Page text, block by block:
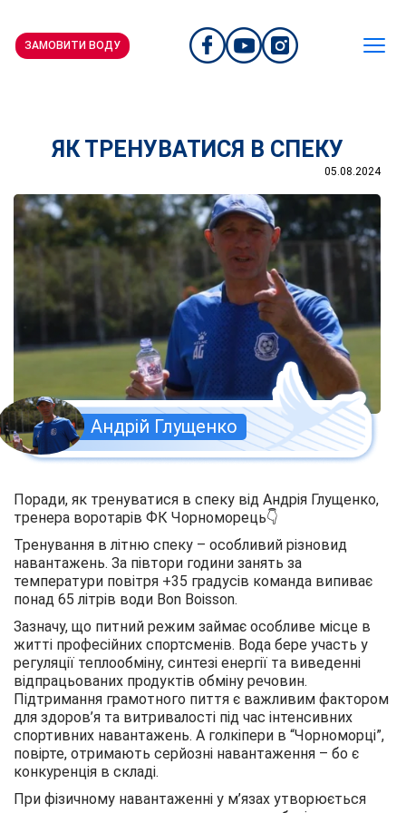
ЗАМОВИТИ ВОДУ
ЯК ТРЕНУВАТИСЯ В СПЕКУ
05.08.2024
Андрій Глущенко
Поради, як тренуватися в спеку від Андрія Глущенко,
тренера воротарів ФК Чорноморець👇
Тренування в літню спеку – особливий різновид
навантажень. За півтори години занять за
температури повітря +35 градусів команда випиває
понад 65 літрів води Bon Boisson.
Зазначу, що питний режим займає особливе місце в
житті професійних спортсменів. Вода бере участь у
регуляції теплообміну, синтезі енергії та виведенні
відпрацьованих продуктів обміну речовин.
Підтримання грамотного пиття є важливим фактором
для здоров’я та витривалості під час інтенсивних
спортивних навантажень. А голкіпери в “Чорноморці”,
повірте, отримають серйозні навантаження – бо є
конкуренція в складі.
При фізичному навантаженні у м’язах утворюється